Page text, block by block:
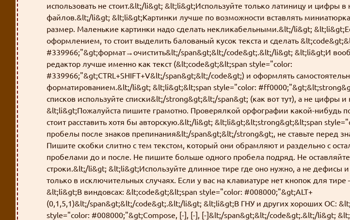
использовать не стоит.&lt;/li&gt; &lt;li&gt;Используйте только латиницу и цифры в
файлов.&lt;/li&gt; &lt;li&gt;Картинки лучше по возможности вставлять
размер. Маленькие картинки надо сделать некликабельными.&lt;/li&gt;
оформлением, то стоит выделить балованый кусок текста и сделать
#339966;"&gt;формат→очистить&lt;/span&gt;&lt;/code&gt;.&lt;/li&gt; &lt;li&gt;И
редактор лучше именно как текст (&lt;code&gt;&lt;span style="color:
#339966;"&gt;CTRL+SHIFT+V&lt;/span&gt;&lt;/code&gt;) и оформлять
форматированием.&lt;/li&gt; &lt;li&gt;&lt;span style="color:
списков используйте списки&lt;/strong&gt;&lt;/span&gt; (как вот тут), а не цифры
&lt;li&gt;Пожалуйста пишите грамотно. Проверялкой орфографии какой-нибудь
стоит расставить хотя бы авторскую.&lt;/li&gt; &lt;li&gt;&lt;strong&gt;&lt;span
пробелы после знаков препинания&lt;/span&gt;&lt;/strong&gt;, не ставьте перед
Пишите скобки слитно с тем текстом, который они обрамляют и раздельно с
пробелами до и после. Не пишите больше одного пробела подряд. Не
строки.&lt;/li&gt; &lt;li&gt;Используйте длинное тире где оно нужно, а не дефисы
только в исключительных случаях. Если у вас на клавиатуре нет кнопок для
&lt;li&gt;В виндовсах: &lt;code&gt;&lt;span style="color: #008000;"&gt;ALT+
(0,1,5,1)&lt;/span&gt;&lt;/code&gt;.&lt;/li&gt; &lt;li&gt;В ГНУ и других хороших ОС:
style="color: #008000;"&gt;Compose, [-], [-], [-]&lt;/span&gt;&lt;/code&gt;.&lt;/li&gt;